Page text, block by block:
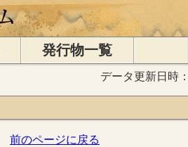
発行物一覧
データ更新日時：
前のページに戻る